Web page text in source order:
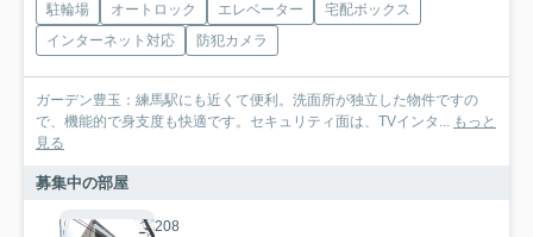
駐輪場 オートロック エレベーター
宅配ボックス
インターネット対応
防犯カメラ
ガーデン豊玉：練馬駅にも近くて便利。洗面所が独立した物件ですの
で、機能的で身支度も快適です。セキュリティ面は、TVインタ... もっと
見る
募集中の部屋
208